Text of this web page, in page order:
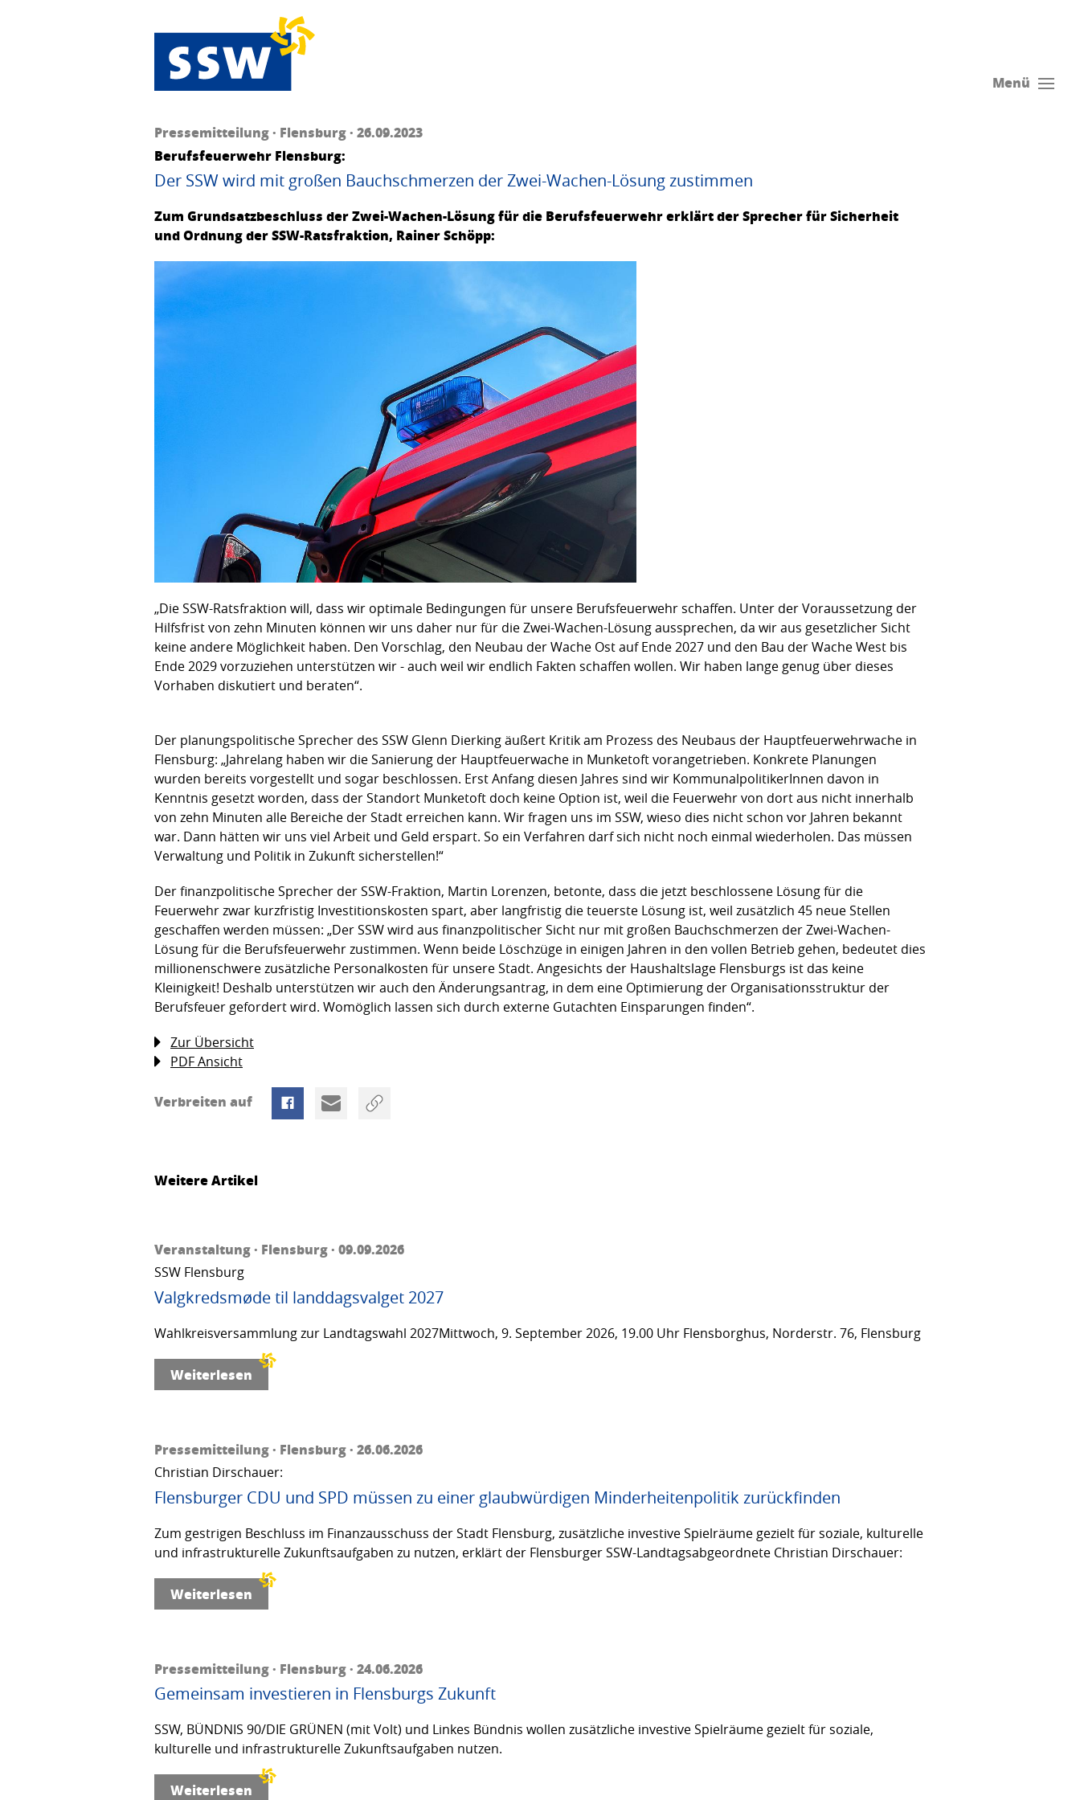
Menü
Pressemitteilung · Flensburg · 26.09.2023
Berufsfeuerwehr Flensburg:
Der SSW wird mit großen Bauchschmerzen der Zwei-Wachen-Lösung zustimmen
Zum Grundsatzbeschluss der Zwei-Wachen-Lösung für die Berufsfeuerwehr erklärt der Sprecher für Sicherheit
und Ordnung der SSW-Ratsfraktion, Rainer Schöpp:
„Die SSW-Ratsfraktion will, dass wir optimale Bedingungen für unsere Berufsfeuerwehr schaffen. Unter der Voraussetzung der
Hilfsfrist von zehn Minuten können wir uns daher nur für die Zwei-Wachen-Lösung aussprechen, da wir aus gesetzlicher Sicht
keine andere Möglichkeit haben. Den Vorschlag, den Neubau der Wache Ost auf Ende 2027 und den Bau der Wache West bis
Ende 2029 vorzuziehen unterstützen wir - auch weil wir endlich Fakten schaffen wollen. Wir haben lange genug über dieses
Vorhaben diskutiert und beraten“.
Der planungspolitische Sprecher des SSW Glenn Dierking äußert Kritik am Prozess des Neubaus der Hauptfeuerwehrwache in
Flensburg: „Jahrelang haben wir die Sanierung der Hauptfeuerwache in Munketoft vorangetrieben. Konkrete Planungen
wurden bereits vorgestellt und sogar beschlossen. Erst Anfang diesen Jahres sind wir KommunalpolitikerInnen davon in
Kenntnis gesetzt worden, dass der Standort Munketoft doch keine Option ist, weil die Feuerwehr von dort aus nicht innerhalb
von zehn Minuten alle Bereiche der Stadt erreichen kann. Wir fragen uns im SSW, wieso dies nicht schon vor Jahren bekannt
war. Dann hätten wir uns viel Arbeit und Geld erspart. So ein Verfahren darf sich nicht noch einmal wiederholen. Das müssen
Verwaltung und Politik in Zukunft sicherstellen!“
Der finanzpolitische Sprecher der SSW-Fraktion, Martin Lorenzen, betonte, dass die jetzt beschlossene Lösung für die
Feuerwehr zwar kurzfristig Investitionskosten spart, aber langfristig die teuerste Lösung ist, weil zusätzlich 45 neue Stellen
geschaffen werden müssen: „Der SSW wird aus finanzpolitischer Sicht nur mit großen Bauchschmerzen der Zwei-Wachen-
Lösung für die Berufsfeuerwehr zustimmen. Wenn beide Löschzüge in einigen Jahren in den vollen Betrieb gehen, bedeutet dies
millionenschwere zusätzliche Personalkosten für unsere Stadt. Angesichts der Haushaltslage Flensburgs ist das keine
Kleinigkeit! Deshalb unterstützen wir auch den Änderungsantrag, in dem eine Optimierung der Organisationsstruktur der
Berufsfeuer gefordert wird. Womöglich lassen sich durch externe Gutachten Einsparungen finden“.
Zur Übersicht
PDF Ansicht
Verbreiten auf
Weitere Artikel
Veranstaltung · Flensburg · 09.09.2026
SSW Flensburg
Valgkredsmøde til landdagsvalget 2027
Wahlkreisversammlung zur Landtagswahl 2027Mittwoch, 9. September 2026, 19.00 Uhr Flensborghus, Norderstr. 76, Flensburg
Weiterlesen
Pressemitteilung · Flensburg · 26.06.2026
Christian Dirschauer:
Flensburger CDU und SPD müssen zu einer glaubwürdigen Minderheitenpolitik zurückfinden
Zum gestrigen Beschluss im Finanzausschuss der Stadt Flensburg, zusätzliche investive Spielräume gezielt für soziale, kulturelle
und infrastrukturelle Zukunftsaufgaben zu nutzen, erklärt der Flensburger SSW-Landtagsabgeordnete Christian Dirschauer:
Weiterlesen
Pressemitteilung · Flensburg · 24.06.2026
Gemeinsam investieren in Flensburgs Zukunft
SSW, BÜNDNIS 90/DIE GRÜNEN (mit Volt) und Linkes Bündnis wollen zusätzliche investive Spielräume gezielt für soziale,
kulturelle und infrastrukturelle Zukunftsaufgaben nutzen.
Weiterlesen